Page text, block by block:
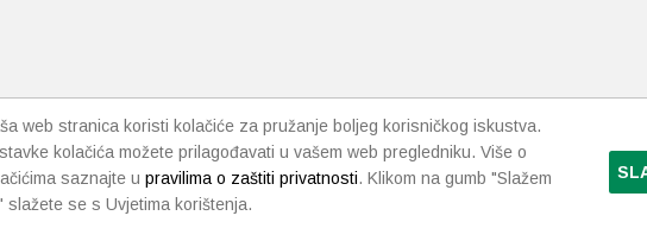
web stranica koristi kolačiće za pružanje boljeg korisničkog iskustva.
kolačića možete prilagođavati u vašem web pregledniku. Više o
saznajte u pravilima o zaštiti privatnosti. Klikom na gumb "Slažem
slažete se s Uvjetima korištenja.